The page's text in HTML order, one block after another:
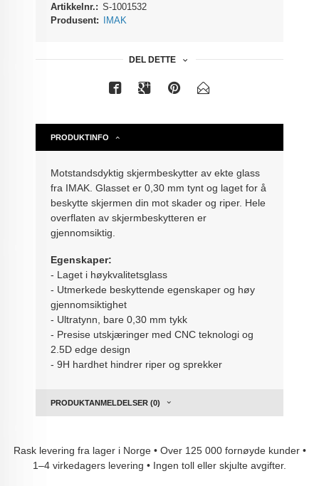
Artikkelnr.: S-1001532
Produsent: IMAK
DEL DETTE
PRODUKTINFO
Motstandsdyktig skjermbeskytter av ekte glass
fra IMAK. Glasset er 0,30 mm tynt og laget for å
beskytte skjermen din mot skader og riper. Hele
overflaten av skjermbeskytteren er
gjennomsiktig.
Egenskaper:
- Laget i høykvalitetsglass
- Utmerkede beskyttende egenskaper og høy
gjennomsiktighet
- Ultratynn, bare 0,30 mm tykk
- Presise utskjæringer med CNC teknologi og
2.5D edge design
- 9H hardhet hindrer riper og sprekker
PRODUKTANMELDELSER (0)
Rask levering fra lager i Norge • Over 125 000 fornøyde kunder •
1–4 virkedagers levering • Ingen toll eller skjulte avgifter.